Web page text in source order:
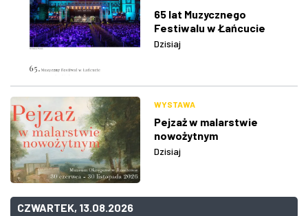
65 lat Muzycznego
Festiwalu w Łańcucie
Dzisiaj
WYSTAWA
Pejzaż w malarstwie
nowożytnym
Dzisiaj
CZWARTEK, 13.08.2026